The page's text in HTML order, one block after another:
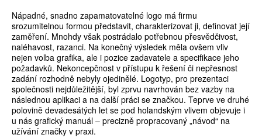
Nápadné, snadno zapamatovatelné logo má firmu
srozumitelnou formou představit, charakterizovat ji, definovat její
zaměření. Mnohdy však postrádalo potřebnou přesvědčivost,
naléhavost, razanci. Na konečný výsledek měla ovšem vliv
nejen volba grafika, ale i pozice zadavatele a specifikace jeho
požadavků. Nekoncepčnost v přístupu k řešení či nepřesnost
zadání rozhodně nebyly ojedinělé. Logotyp, pro prezentaci
společnosti nejdůležitější, byl zprvu navrhován bez vazby na
následnou aplikaci a na další práci se značkou. Teprve ve druhé
polovině devadesátých let se pod holandským vlivem objevuje i
u nás grafický manuál – precizně propracovaný „návod“ na
užívání značky v praxi.